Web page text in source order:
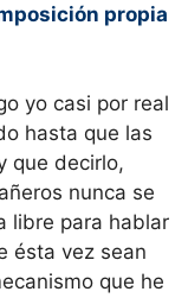
propia
yo casi por real
hasta que las
que decirlo,
nunca se
libre para hablar
ésta vez sean
que he